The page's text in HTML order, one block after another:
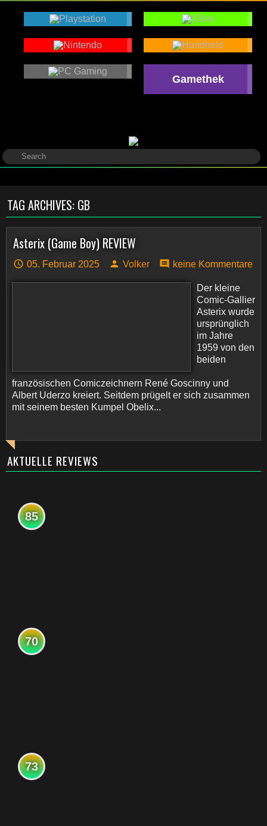
Gamethek
TAG ARCHIVES: GB
Asterix (Game Boy) REVIEW
05. Februar 2025 Volker keine Kommentare
Der kleine
Comic-Gallier
Asterix wurde
ursprünglich
im Jahre
1959 von den
beiden
französischen Comiczeichnern René Goscinny und
Albert Uderzo kreiert. Seitdem prügelt er sich zusammen
mit seinem besten Kumpel Obelix...
AKTUELLE REVIEWS
85
70
73